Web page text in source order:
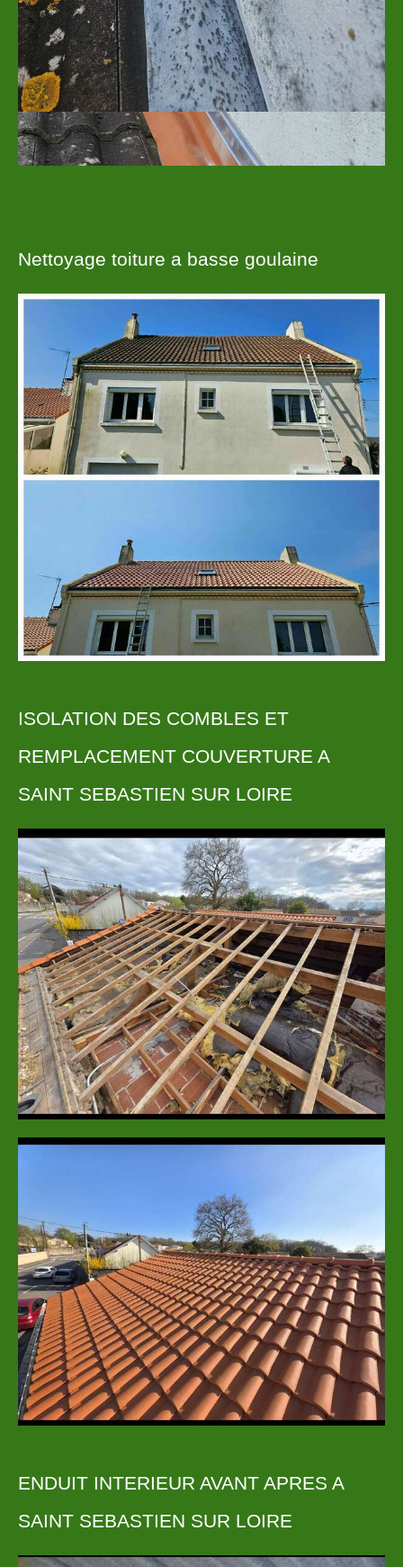
Nettoyage toiture a basse goulaine
ISOLATION DES COMBLES ET
REMPLACEMENT COUVERTURE A
SAINT SEBASTIEN SUR LOIRE
ENDUIT INTERIEUR AVANT APRES A
SAINT SEBASTIEN SUR LOIRE